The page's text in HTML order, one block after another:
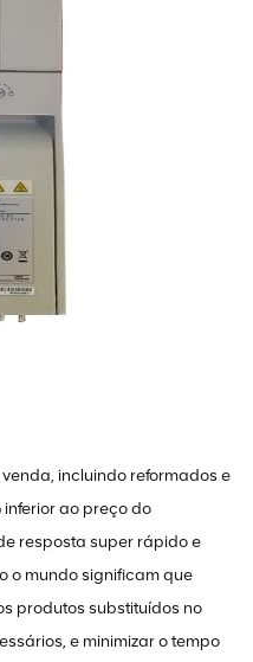
incluindo reformados e
inferior ao preço do
resposta super rápido e
o mundo significam que
produtos substituídos no
e minimizar o tempo